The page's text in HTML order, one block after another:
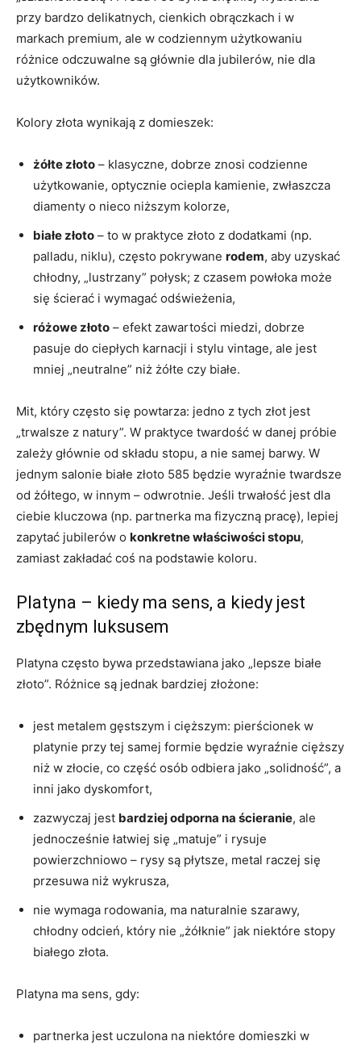
przy bardzo delikatnych, cienkich obrączkach i w
markach premium, ale w codziennym użytkowaniu
różnice odczuwalne są głównie dla jubilerów, nie dla
użytkowników.
Kolory złota wynikają z domieszek:
żółte złoto – klasyczne, dobrze znosi codzienne
użytkowanie, optycznie ociepla kamienie, zwłaszcza
diamenty o nieco niższym kolorze,
białe złoto – to w praktyce złoto z dodatkami (np.
palladu, niklu), często pokrywane rodem, aby uzyskać
chłodny, „lustrzany” połysk; z czasem powłoka może
się ścierać i wymagać odświeżenia,
różowe złoto – efekt zawartości miedzi, dobrze
pasuje do ciepłych karnacji i stylu vintage, ale jest
mniej „neutralne” niż żółte czy białe.
Mit, który często się powtarza: jedno z tych złot jest
„trwalsze z natury”. W praktyce twardość w danej próbie
zależy głównie od składu stopu, a nie samej barwy. W
jednym salonie białe złoto 585 będzie wyraźnie twardsze
od żółtego, w innym – odwrotnie. Jeśli trwałość jest dla
ciebie kluczowa (np. partnerka ma fizyczną pracę), lepiej
zapytać jubilerów o konkretne właściwości stopu,
zamiast zakładać coś na podstawie koloru.
Platyna – kiedy ma sens, a kiedy jest
zbędnym luksusem
Platyna często bywa przedstawiana jako „lepsze białe
złoto”. Różnice są jednak bardziej złożone:
jest metalem gęstszym i cięższym: pierścionek w
platynie przy tej samej formie będzie wyraźnie cięższy
niż w złocie, co część osób odbiera jako „solidność”, a
inni jako dyskomfort,
zazwyczaj jest bardziej odporna na ścieranie, ale
jednocześnie łatwiej się „matuje” i rysuje
powierzchniowo – rysy są płytsze, metal raczej się
przesuwa niż wykrusza,
nie wymaga rodowania, ma naturalnie szarawy,
chłodny odcień, który nie „żółknie” jak niektóre stopy
białego złota.
Platyna ma sens, gdy:
partnerka jest uczulona na niektóre domieszki w